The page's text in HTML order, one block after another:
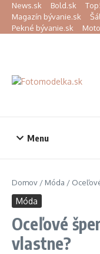
Preskočiť na obsah
News.sk Bold.sk
Magazín bývanie.sk
Pekné bývanie.sk
Menu
Domov / Móda /
Móda
Oceľové
vlastne?